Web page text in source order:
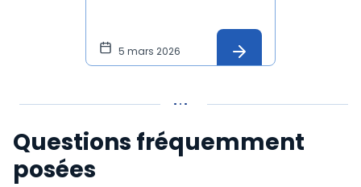
5 mars 2026
Questions fréquemment
posées